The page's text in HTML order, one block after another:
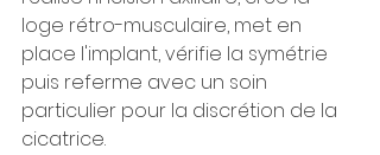
loge rétro-musculaire, met en
place l'implant, vérifie la symétrie
puis referme avec un soin
particulier pour la discrétion de la
cicatrice.